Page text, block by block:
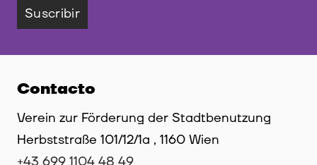
Suscribir
Contacto
Verein zur Förderung der Stadtbenutzung
Herbststraße 101/12/1a , 1160 Wien